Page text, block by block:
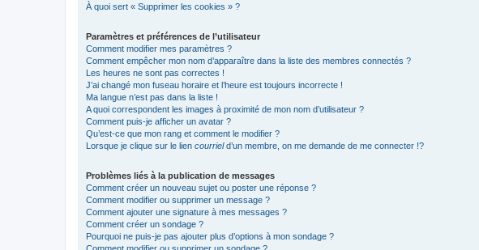
À quoi sert « Supprimer les cookies » ?
Paramètres et préférences de l’utilisateur
Comment modifier mes paramètres ?
Comment empêcher mon nom d’apparaître dans la liste des membres connectés ?
Les heures ne sont pas correctes !
J’ai changé mon fuseau horaire et l’heure est toujours incorrecte !
Ma langue n’est pas dans la liste !
A quoi correspondent les images à proximité de mon nom d’utilisateur ?
Comment puis-je afficher un avatar ?
Qu’est-ce que mon rang et comment le modifier ?
Lorsque je clique sur le lien courrield’un membre, on me demande de me connecter !?
Problèmes liés à la publication de messages
Comment créer un nouveau sujet ou poster une réponse ?
Comment modifier ou supprimer un message ?
Comment ajouter une signature à mes messages ?
Comment créer un sondage ?
Pourquoi ne puis-je pas ajouter plus d’options à mon sondage ?
Comment modifier ou supprimer un sondage ?